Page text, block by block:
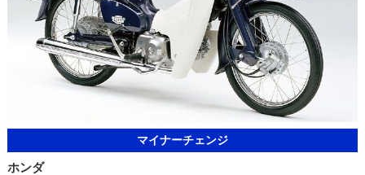
マイナーチェンジ
ホンダ